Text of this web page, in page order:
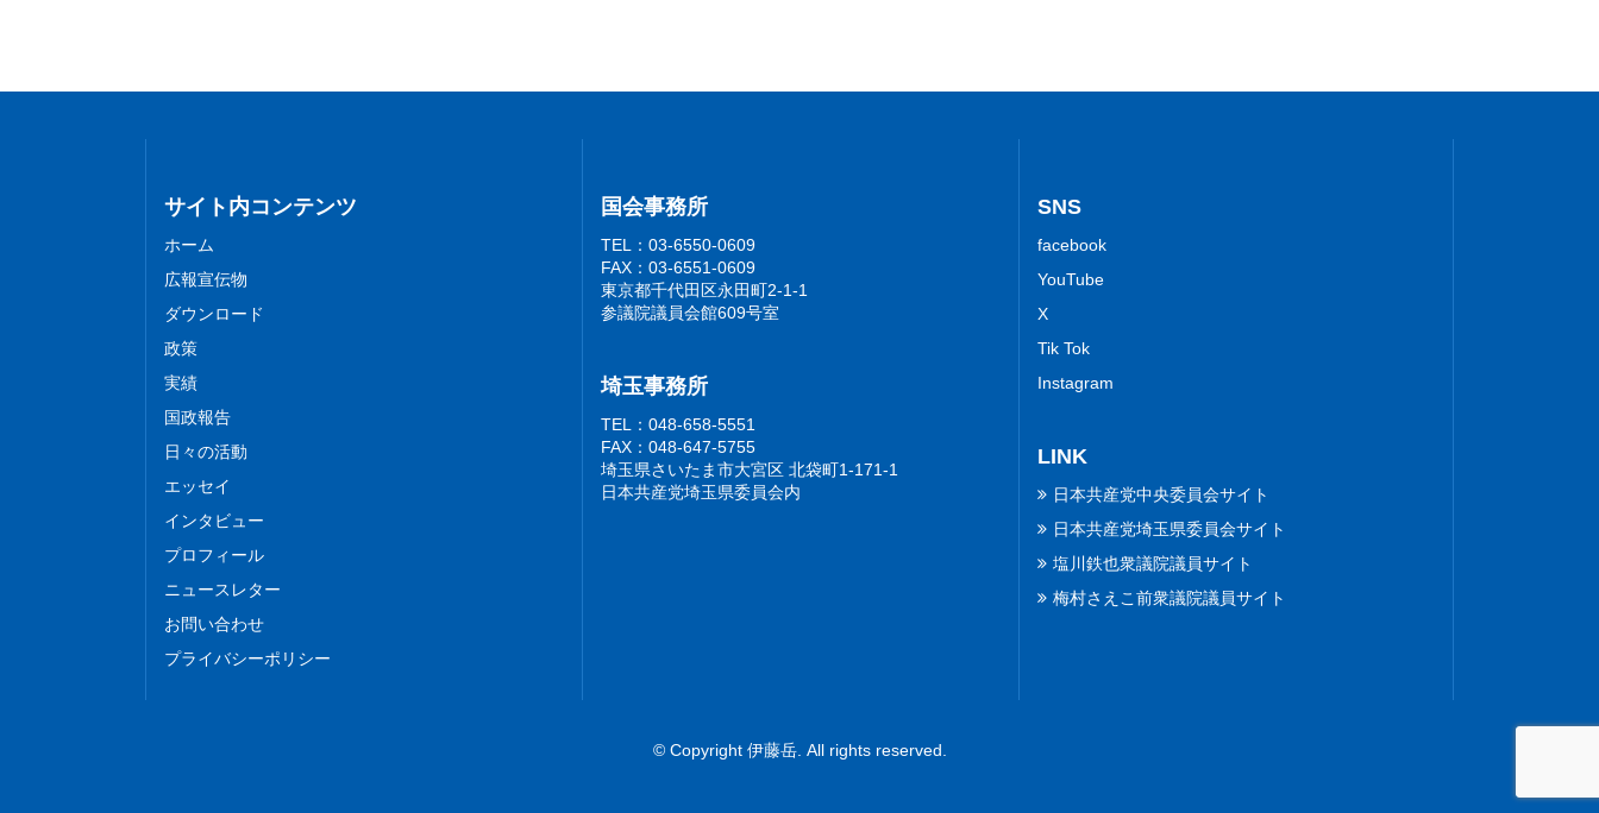
サイト内コンテンツ
ホーム
広報宣伝物
ダウンロード
政策
実績
国政報告
日々の活動
エッセイ
インタビュー
プロフィール
ニュースレター
お問い合わせ
プライバシーポリシー
国会事務所
TEL：03-6550-0609
FAX：03-6551-0609
東京都千代田区永田町2-1-1
参議院議員会館609号室
埼玉事務所
TEL：048-658-5551
FAX：048-647-5755
埼玉県さいたま市大宮区 北袋町1-171-1
日本共産党埼玉県委員会内
SNS
facebook
YouTube
X
Tik Tok
Instagram
LINK
日本共産党中央委員会サイト
日本共産党埼玉県委員会サイト
塩川鉄也衆議院議員サイト
梅村さえこ前衆議院議員サイト
© Copyright 伊藤岳. All rights reserved.